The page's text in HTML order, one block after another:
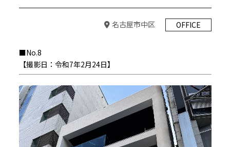
名古屋市中区 OFFICE
■No.8
【撮影日：令和7年2月24日】